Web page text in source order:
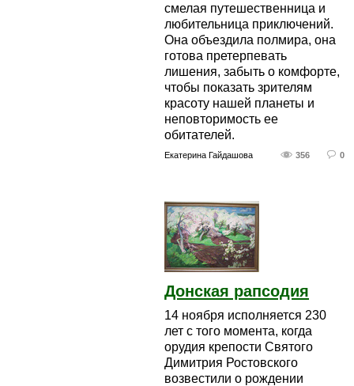
смелая путешественница и
любительница приключений.
Она объездила полмира, она
готова претерпевать
лишения, забыть о комфорте,
чтобы показать зрителям
красоту нашей планеты и
неповторимость ее
обитателей.
356 0
Екатерина Гайдашова
Донская рапсодия
14 ноября исполняется 230
лет с того момента, когда
орудия крепости Святого
Димитрия Ростовского
возвестили о рождении